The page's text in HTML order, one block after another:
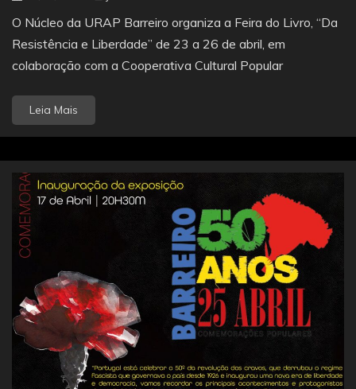
O Núcleo da URAP Barreiro organiza a Feira do Livro, “Da
Resistência e Liberdade” de 23 a 26 de abril, em
colaboração com a Cooperativa Cultural Popular
Leia Mais